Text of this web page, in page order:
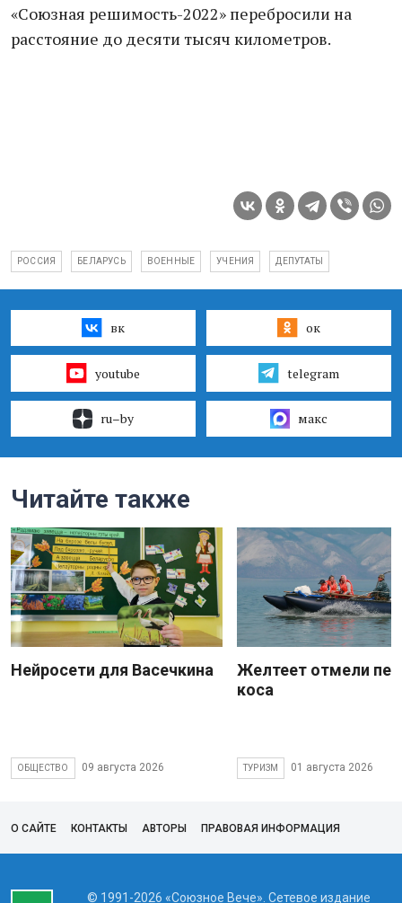
«Союзная решимость-2022» перебросили на
расстояние до десяти тысяч километров.
РОССИЯ БЕЛАРУСЬ ВОЕННЫЕ УЧЕНИЯ ДЕПУТАТЫ
вк ок
youtube telegram
ru–by макс
Читайте также
Нейросети для Васечкина
ОБЩЕСТВО 09 августа 2026
Желтеет отмели
коса
ТУРИЗМ 01 августа 2026
О САЙТЕ КОНТАКТЫ АВТОРЫ ПРАВОВАЯ ИНФОРМАЦИЯ
© 1991-2026 «Союзное Вече». Сетевое издание